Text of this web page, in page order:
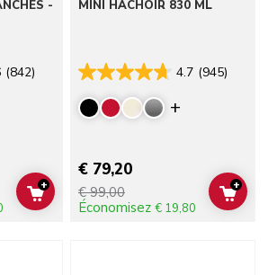
-
(842)
more colors
ADD TO CART
+
MINI HACHOIR 830 ML
4.7 (945)
Display
€ 79,20
€ 99,00
Économisez € 19,80
ADD
+